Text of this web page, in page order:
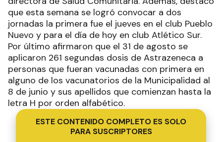
que esta semana se logró convocar a dos
jornadas la primera fue el jueves en el club Pueblo
Nuevo y para el día de hoy en club Atlético Sur.
Por último afirmaron que el 31 de agosto se
aplicaron 261 segundas dosis de Astrazeneca a
personas que fueran vacunadas con primera en
alguno de los vacunatorios de la Municipalidad al
8 de junio y sus apellidos que comienzan hasta la
letra H por orden alfabético.
ESTE CONTENIDO COMPLETO ES SOLO
PARA SUSCRIPTORES